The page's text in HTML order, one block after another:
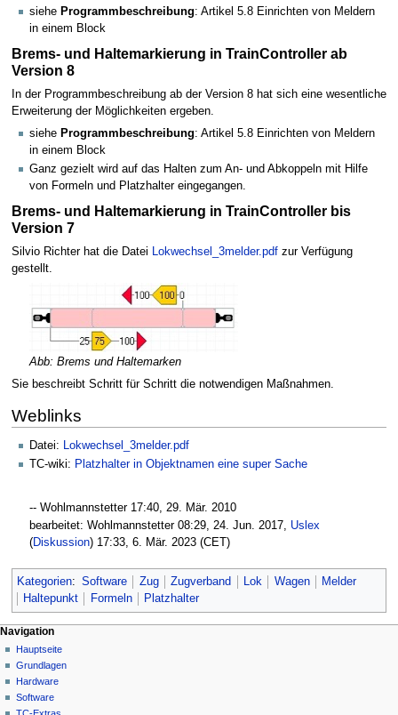
siehe Programmbeschreibung: Artikel 5.8 Einrichten von Meldern
in einem Block
Brems- und Haltemarkierung in TrainController ab
Version 8
In der Programmbeschreibung ab der Version 8 hat sich eine wesentliche
Erweiterung der Möglichkeiten ergeben.
siehe Programmbeschreibung: Artikel 5.8 Einrichten von Meldern
in einem Block
Ganz gezielt wird auf das Halten zum An- und Abkoppeln mit Hilfe
von Formeln und Platzhalter eingegangen.
Brems- und Haltemarkierung in TrainController bis
Version 7
Silvio Richter hat die Datei Lokwechsel_3melder.pdfzur Verfügung
gestellt.
Abb: Brems und Haltemarken
Sie beschreibt Schritt für Schritt die notwendigen Maßnahmen.
Weblinks
Datei: Lokwechsel_3melder.pdf
TC-wiki: Platzhalter in Objektnamen eine super Sache
-- Wohlmannstetter 17:40, 29. Mär. 2010‎
bearbeitet: Wohlmannstetter 08:29, 24. Jun. 2017‎, Uslex
(Diskussion) 17:33, 6. Mär. 2023 (CET)
Kategorien: Software Zug Zugverband Lok Wagen
Melder
Haltepunkt
Formeln Platzhalter
N
a
v
Seitenaktionen
Seite
Diskussion
Lesen
Quelltext
anzeigen
Meine Werkzeuge
Deutsch
Anmelden
Navigation
Hauptseite
Grundlagen
Hardware
Software
TC-Extras